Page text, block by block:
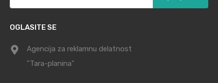
OGLASITE SE
Agencija za reklamnu delatnost
"Tara-planina"